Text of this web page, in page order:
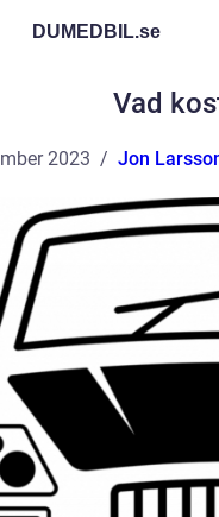
DUMEDBIL.se
Vad
2023 Jon